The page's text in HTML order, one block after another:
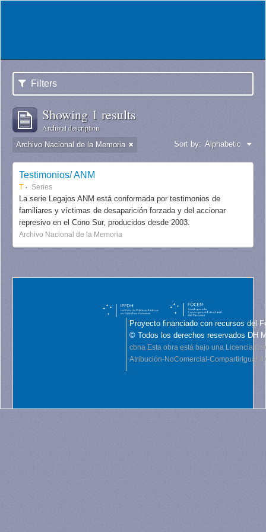
Filters
Showing 1 results
Archival description
Archivo Nacional de la Memoria Sort by: Alphabetic
Testimonios/ ANM
T Series
La serie Legajos ANM está conformada por testimonios de
familiares y víctimas de desaparición forzada y del accionar
represivo en el Cono Sur, producidos desde 2003.
Archivo Nacional de la Memoria
Proyecto financiado con recursos del
© Todos los derechos reservados DH
cbna Esta obra está bajo una Licencia
Atribución-NoComercial-CompartirIgual